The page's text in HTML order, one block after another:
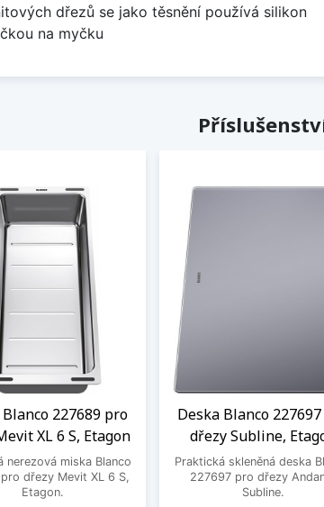
dřezů se jako těsnění používá silikon
na myčku
227689 pro
XL 6 S, Etagon
nerezová miska Blanco
dřezy Mevit XL 6 S,
Etagon.
Deska Blanco
dřezy Subline,
Praktická skleněná deska
227697 pro dřezy
Subline.